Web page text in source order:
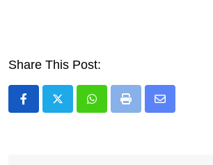
Share This Post:
WhatsappPrint
Share